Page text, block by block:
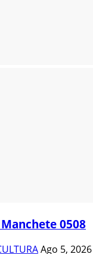
0508
Ago 5, 2026